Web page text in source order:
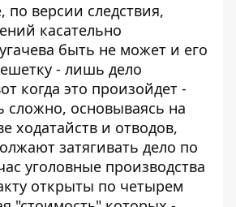
по версии следствия,
касательно
быть не может и его
- лишь дело
когда это произойдет -
сложно, основываясь на
ходатайств и отводов,
затягивать дело по
уголовные производства
открыты по четырем